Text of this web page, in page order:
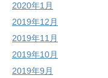
2020年1月
2019年12月
2019年11月
2019年10月
2019年9月